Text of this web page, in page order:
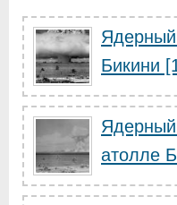
Бикини
атолле